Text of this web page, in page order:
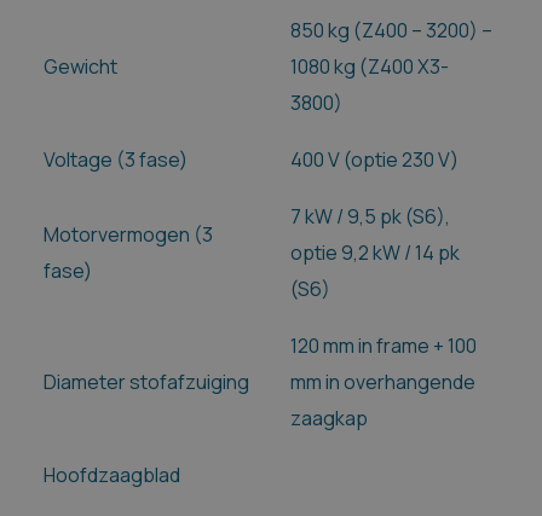
Gewicht
850 kg (Z400 – 3200) –
1080 kg (Z400 X3-
3800)
Voltage (3 fase) 400 V (optie 230 V)
Motorvermogen (3
fase)
7 kW / 9,5 pk (S6),
optie 9,2 kW / 14 pk
(S6)
Diameter stofafzuiging
120 mm in frame + 100
mm in overhangende
zaagkap
Hoofdzaagblad